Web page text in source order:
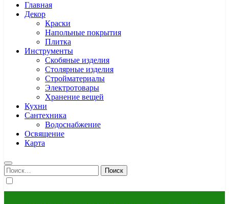
Главная
Декор
Краски
Напольные покрытия
Плитка
Инструменты
Скобяные изделия
Столярные изделия
Стройматериалы
Электротовары
Хранение вещей
Кухни
Сантехника
Водоснабжение
Освящение
Карта
Найти: